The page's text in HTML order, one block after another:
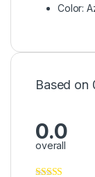
Color:
Based on
0.0
overall